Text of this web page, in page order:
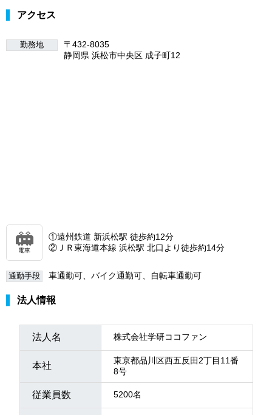
アクセス
勤務地
〒432-8035
静岡県 浜松市中央区 成子町12
電車
①遠州鉄道 新浜松駅 徒歩約12分
②ＪＲ東海道本線 浜松駅 北口より徒歩約14分
通勤手段 車通勤可、バイク通勤可、自転車通勤可
法人情報
法人名 株式会社学研ココファン
本社
東京都品川区西五反田2丁目11番
8号
従業員数 5200名